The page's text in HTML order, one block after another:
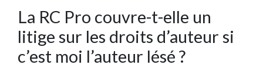
La RC Pro couvre-t-elle un
litige sur les droits d’auteur si
c’est moi l’auteur lésé ?